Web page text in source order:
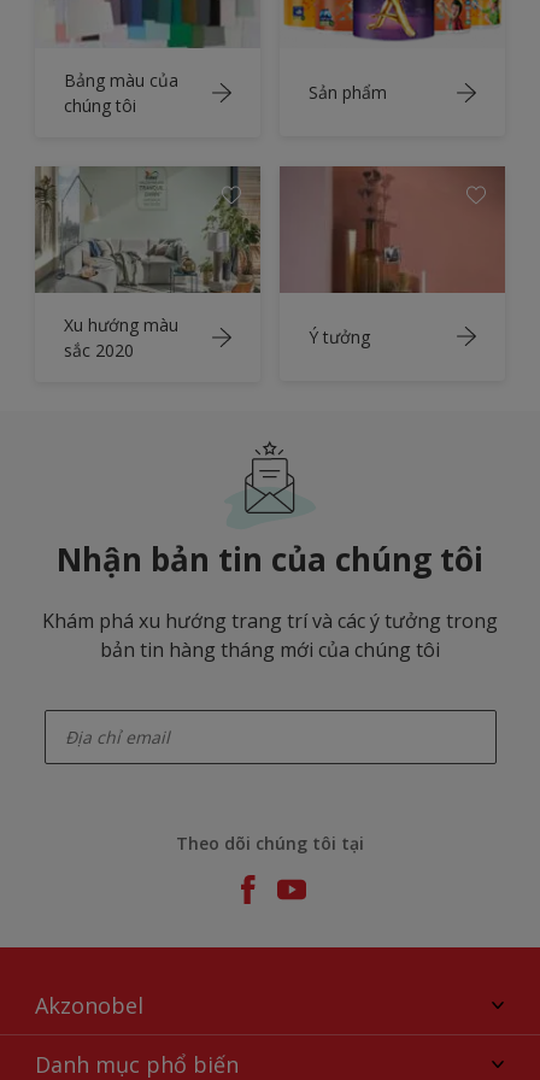
Bảng màu của
chúng tôi
Sản phẩm
Xu hướng màu
sắc 2020
Ý tưởng
Nhận bản tin của chúng tôi
Khám phá xu hướng trang trí và các ý tưởng trong
bản tin hàng tháng mới của chúng tôi
Theo dõi chúng tôi tại
Akzonobel
Giới thiệu về AkzoNobel
Danh mục phổ biến